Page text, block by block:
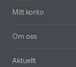
Mitt konto
Om oss
Aktuellt